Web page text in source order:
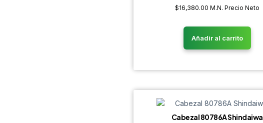
$16,380.00 M.N. Precio Neto
Añadir al carrito
Cabezal 80786A Shindaiwa